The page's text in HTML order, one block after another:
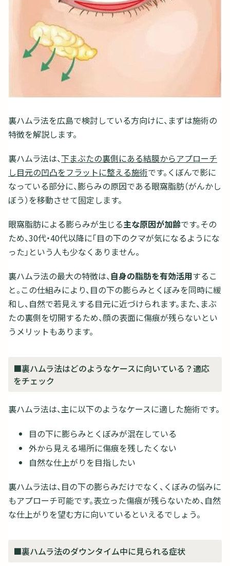
裏ハムラ法を広島で検討している方向けに、まずは施術の
特徴を解説します。
裏ハムラ法は、下まぶたの裏側にある結膜からアプローチ
し目元の凹凸をフラットに整える施術です。くぼんで影に
なっている部分に、膨らみの原因である眼窩脂肪（がんかし
ぼう）を移動させて固定します。
眼窩脂肪による膨らみが生じる主な原因が加齢です。その
ため、30代・40代以降に「目の下のクマが気になるようにな
った」という人も少なくありません。
裏ハムラ法の最大の特徴は、 自身の脂肪を有効活用するこ
と。この仕組みにより、目の下の膨らみとくぼみを同時に緩
和し、自然で若見えする目元に近づけられます。また、まぶ
たの裏側を切開するため、顔の表面に傷痕が残らないとい
うメリットもあります。
■裏ハムラ法はどのようなケースに向いている？適応
をチェック
裏ハムラ法は、主に以下のようなケースに適した施術です。
目の下に膨らみとくぼみが混在している
外から見える場所に傷痕を残したくない
自然な仕上がりを目指したい
裏ハムラ法は、目の下の膨らみだけでなく、くぼみの悩みに
もアプローチ可能です。表立った傷痕が残らないため、自然
な仕上がりを望む方に向いているといえるでしょう。
■裏ハムラ法のダウンタイム中に見られる症状